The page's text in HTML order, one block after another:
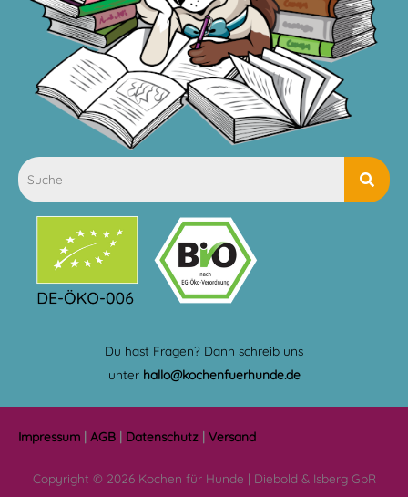
Du hast Fragen? Dann schreib uns
unterhallo@kochenfuerhunde.de
Impressum | AGB | Datenschutz | Versand
Copyright © 2026 Kochen für Hunde | Diebold & Isberg GbR